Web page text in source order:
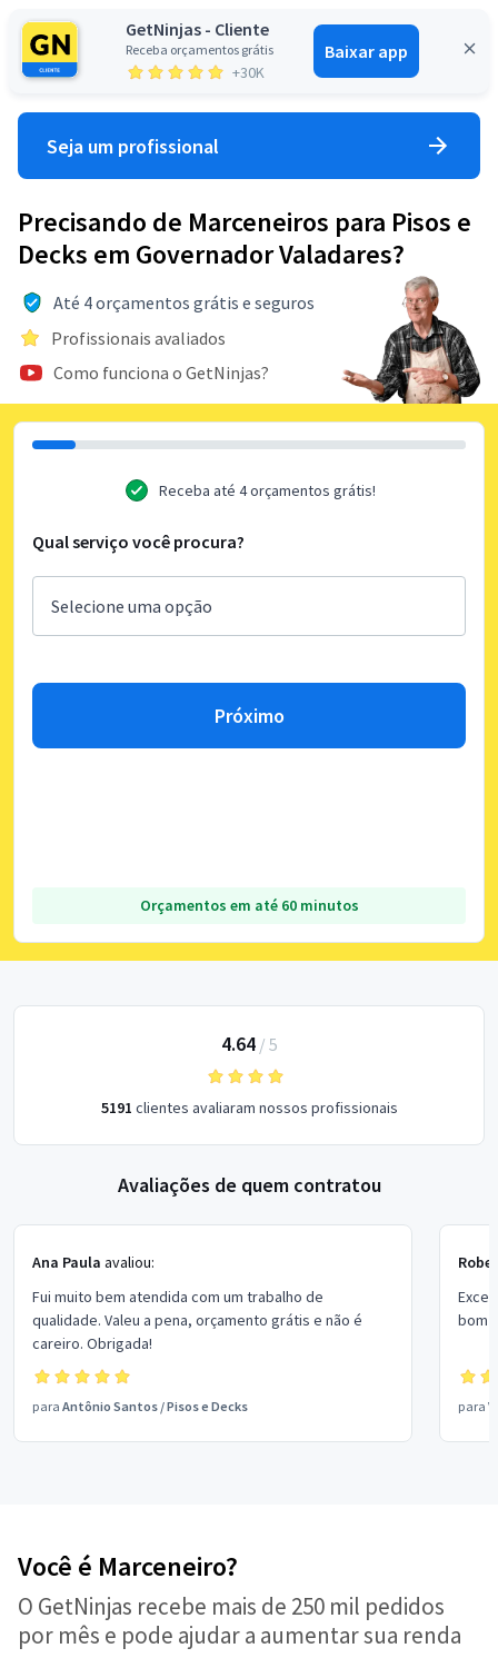
GetNinjas - Cliente
Receba orçamentos grátis
+30K
Baixar app
Entrar
Seja um profissional
Precisando de Marceneiros para Pisos e
Decks em Governador Valadares?
Até 4 orçamentos grátis e seguros
Profissionais avaliados
Como funciona o GetNinjas?
Receba até 4 orçamentos grátis!
Qual serviço você procura?
Próximo
Orçamentos em até 60 minutos
4.64/ 5
5191 clientes avaliaram nossos profissionais
Avaliações de quem contratou
Ana Paula avaliou:
Fui muito bem atendida com um trabalho de
qualidade. Valeu a pena, orçamento grátis e não é
careiro. Obrigada!
para Antônio Santos /Pisos e Decks
bom
para
Você é Marceneiro?
O GetNinjas recebe mais de 250 mil pedidos
por mês e pode ajudar a aumentar sua renda